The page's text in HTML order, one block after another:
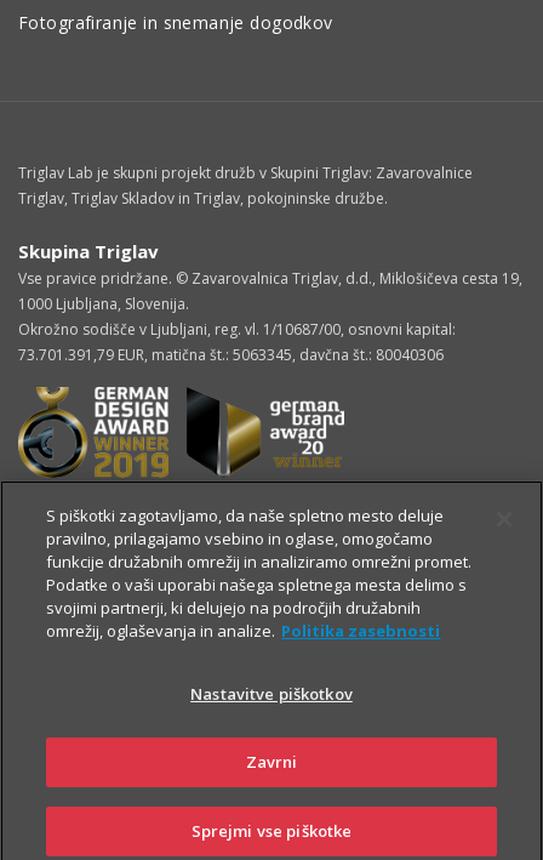
Fotografiranje in snemanje dogodkov
Triglav Lab je skupni projekt družb v Skupini Triglav: Zavarovalnice
Triglav, Triglav Skladov in Triglav, pokojninske družbe.
Skupina Triglav
Vse pravice pridržane. © Zavarovalnica Triglav, d.d., Miklošičeva cesta 19,
1000 Ljubljana, Slovenija.
Okrožno sodišče v Ljubljani, reg. vl. 1/10687/00, osnovni kapital:
73.701.391,79 EUR, matična št.: 5063345, davčna št.: 80040306
OSTALE STRANI
S piškotki zagotavljamo, da naše spletno mesto deluje
pravilno, prilagajamo vsebino in oglase, omogočamo
funkcije družabnih omrežij in analiziramo omrežni promet.
Podatke o vaši uporabi našega spletnega mesta delimo s
svojimi partnerji, ki delujejo na področjih družabnih
omrežij, oglaševanja in analize. Politika zasebnosti
Nastavitve piškotkov
Zavrni
Sprejmi vse piškotke